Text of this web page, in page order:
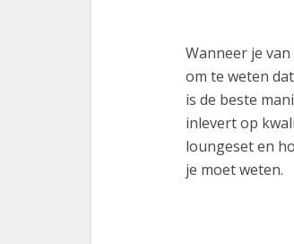
Wanneer je
om te weten
is de beste
inlevert op
loungeset en
je moet weten.